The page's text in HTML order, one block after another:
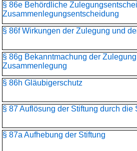
§ 86e Behördliche
Zusammenlegungs­entscheidung
§ 86f Wirkungen der Zulegung und
§ 86g Bekanntmachung der
Zusammenlegung
§ 86h Gläubigerschutz
§ 87 Auflösung der Stiftung durch die
§ 87a Aufhebung der Stiftung